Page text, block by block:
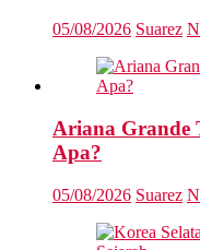
05/08/2026 Suarez
Ariana Grande
Apa?
05/08/2026 Suarez